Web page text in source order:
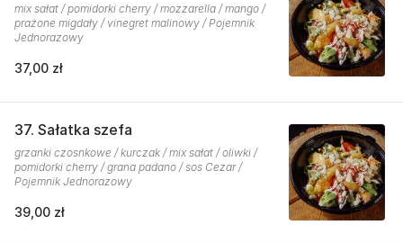
mix sałat / pomidorki cherry / mozzarella / mango /
prażone migdały / vinegret malinowy / Pojemnik
Jednorazowy
37,00 zł
37. Sałatka szefa
grzanki czosnkowe / kurczak / mix sałat / oliwki /
pomidorki cherry / grana padano / sos Cezar /
Pojemnik Jednorazowy
39,00 zł